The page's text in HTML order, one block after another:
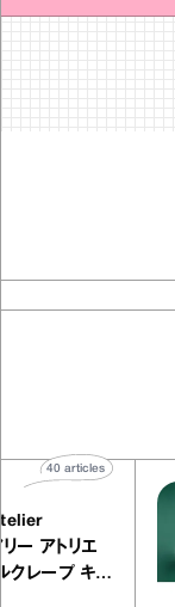
atelier
イクアリー アトリエ
）』のミルクレープ キャ
40